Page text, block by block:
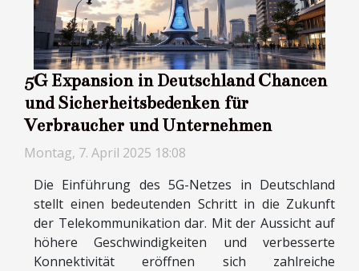
5G Expansion in Deutschland Chancen
und Sicherheitsbedenken für
Verbraucher und Unternehmen
Montag, 7. April 2025 18:08
Die Einführung des 5G-Netzes in Deutschland
stellt einen bedeutenden Schritt in die Zukunft
der Telekommunikation dar. Mit der Aussicht auf
höhere Geschwindigkeiten und verbesserte
Konnektivität eröffnen sich zahlreiche